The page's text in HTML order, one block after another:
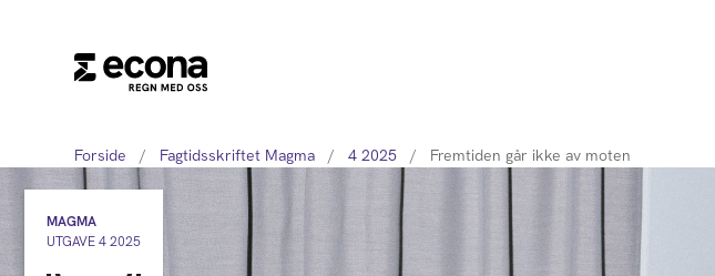
Forside / Fagtidsskriftet Magma / 4 2025 / Fremtiden går ikke av moten
MAGMA
UTGAVE 4 2025